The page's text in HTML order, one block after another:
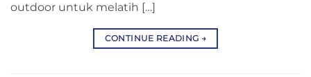
outdoor untuk melatih […]
CONTINUE READING →